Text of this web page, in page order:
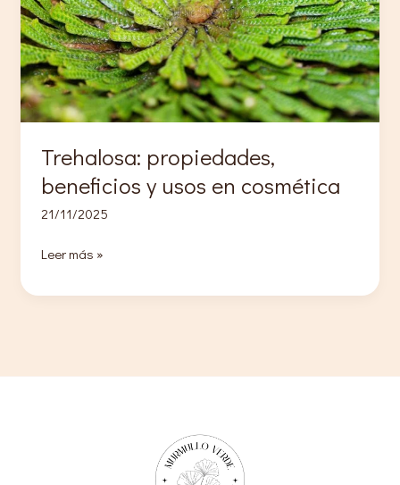
Trehalosa: propiedades,
beneficios y usos en cosmética
21/11/2025
Trehalosa:
beneficios
cosmética
Leer más »